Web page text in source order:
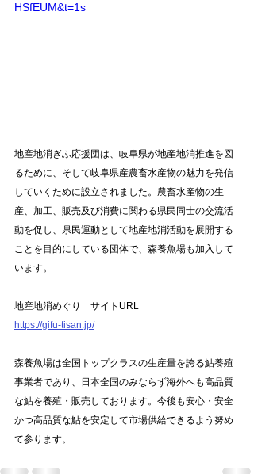
HSfEUM&t=1s
地産地消ぎふ応援団は、岐阜県が地産地消推進を図
るために、そして岐阜県産農畜水産物の魅力を発信
していくために設立されました。農畜水産物の生
産、加工、販売及び消費に関わる県民同士の交流活
動を促し、県民運動として地産地消活動を展開する
ことを目的にしている団体で、森養魚場も加入して
います。
地産地消めぐり　サイトURL
https://gifu-tisan.jp/
森養魚場は全国トップクラスの生産量を誇る鮎養殖
事業者であり、日本全国のみならず海外へも高品質
な鮎を養殖・販売しております。今後も安心・安全
かつ高品質な鮎を安定して市場供給できるよう努め
て参ります。